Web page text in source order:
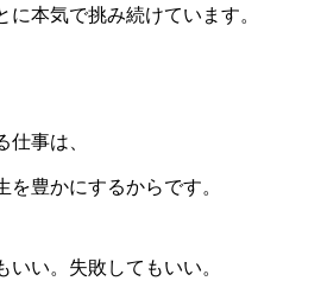
に本気で挑み続けています。
事は、
豊かにするからです。
い。失敗してもいい。